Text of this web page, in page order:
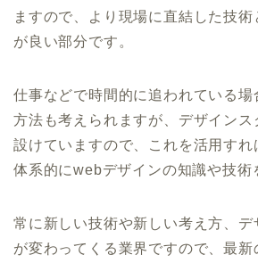
ますので、より現場に直結した技
が良い部分です。
仕事などで時間的に追われている場
方法も考えられますが、デザインス
設けていますので、これを活用すれ
体系的にwebデザインの知識や技術
常に新しい技術や新しい考え方、デ
が変わってくる業界ですので、最新